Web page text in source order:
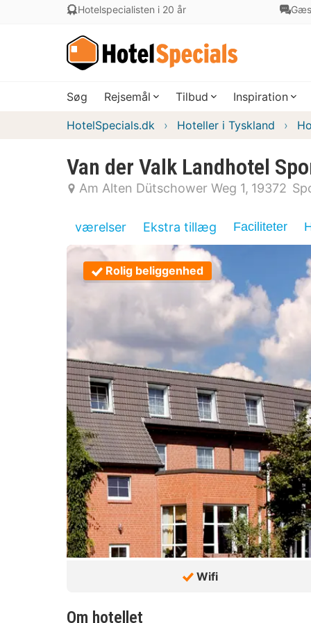
Hotelspecialisten i 20 år
Søg Rejsemål Tilbud Inspiration
HotelSpecials.dk Hoteller i Tyskland
Van der Valk Landhotel
Am Alten Dütschower Weg 1 19372
værelser Ekstra tillæg Faciliteter
Rolig beliggenhed
Wifi
Om hotellet